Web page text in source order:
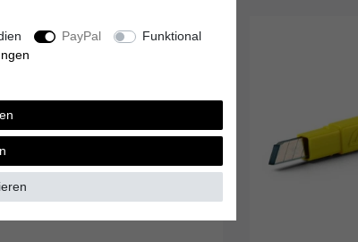
PayPal
Funktional